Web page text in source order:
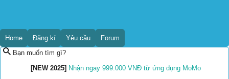
Home Đăng kí Yêu cầu
Forum
Bạn muốn tìm gì?
[NEW 2025] Nhận ngay 999.000 VNĐ từ ứng dụng MoMo